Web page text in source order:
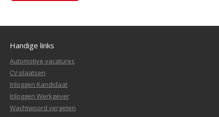
Handige links
Automotive vacatures
CV plaatsen
Inloggen Kandidaat
Inloggen Werkgever
Wachtwoord vergeten